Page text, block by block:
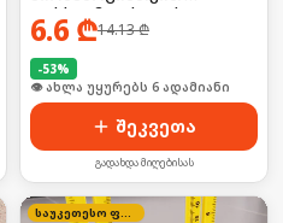
ფეხსაცმლისთვის
6.6 ₾14.13₾
-53%
🛒 ბოლო 24სთ-ში იყიდა 54-მა
შეკვეთა
გადახდა მიღებისას